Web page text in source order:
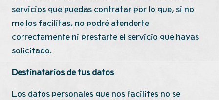
servicios que puedas contratar por lo que, si no
me los facilitas, no podré atenderte
correctamente ni prestarte el servicio que hayas
solicitado.
Destinatarios de tus datos
Los datos personales que nos facilites no se